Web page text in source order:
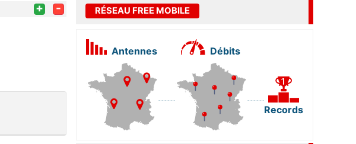
+ - RÉSEAU FREE MOBILE
Antennes Débits
Records